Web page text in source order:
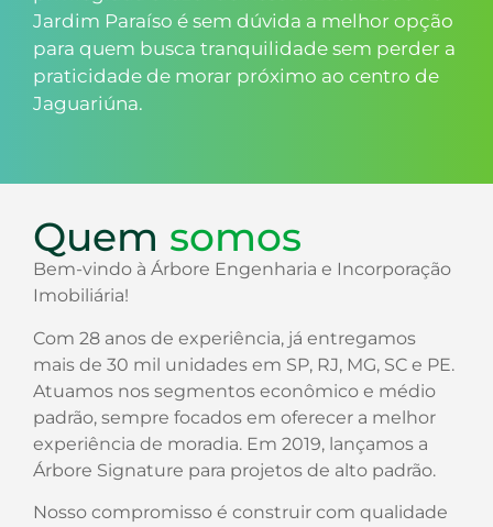
Jardim Paraíso é sem dúvida a melhor opção
para quem busca tranquilidade sem perder a
praticidade de morar próximo ao centro de
Jaguariúna.
Quem somos
Bem-vindo à Árbore Engenharia e Incorporação
Imobiliária!
Com 28 anos de experiência, já entregamos
mais de 30 mil unidades em SP, RJ, MG, SC e PE.
Atuamos nos segmentos econômico e médio
padrão, sempre focados em oferecer a melhor
experiência de moradia. Em 2019, lançamos a
Árbore Signature para projetos de alto padrão.
Nosso compromisso é construir com qualidade